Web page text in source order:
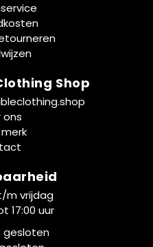
Shop
ons
m vrijdag
17:00 uur
gesloten